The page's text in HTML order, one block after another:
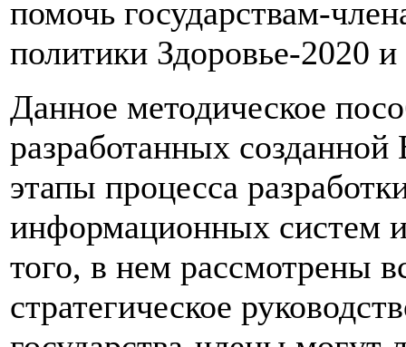
помочь государствам-
политики Здоровье-2020
Данное методическое
разработанных
этапы процесса
информационных систем и
того, в нем рассмотрены
стратегическое